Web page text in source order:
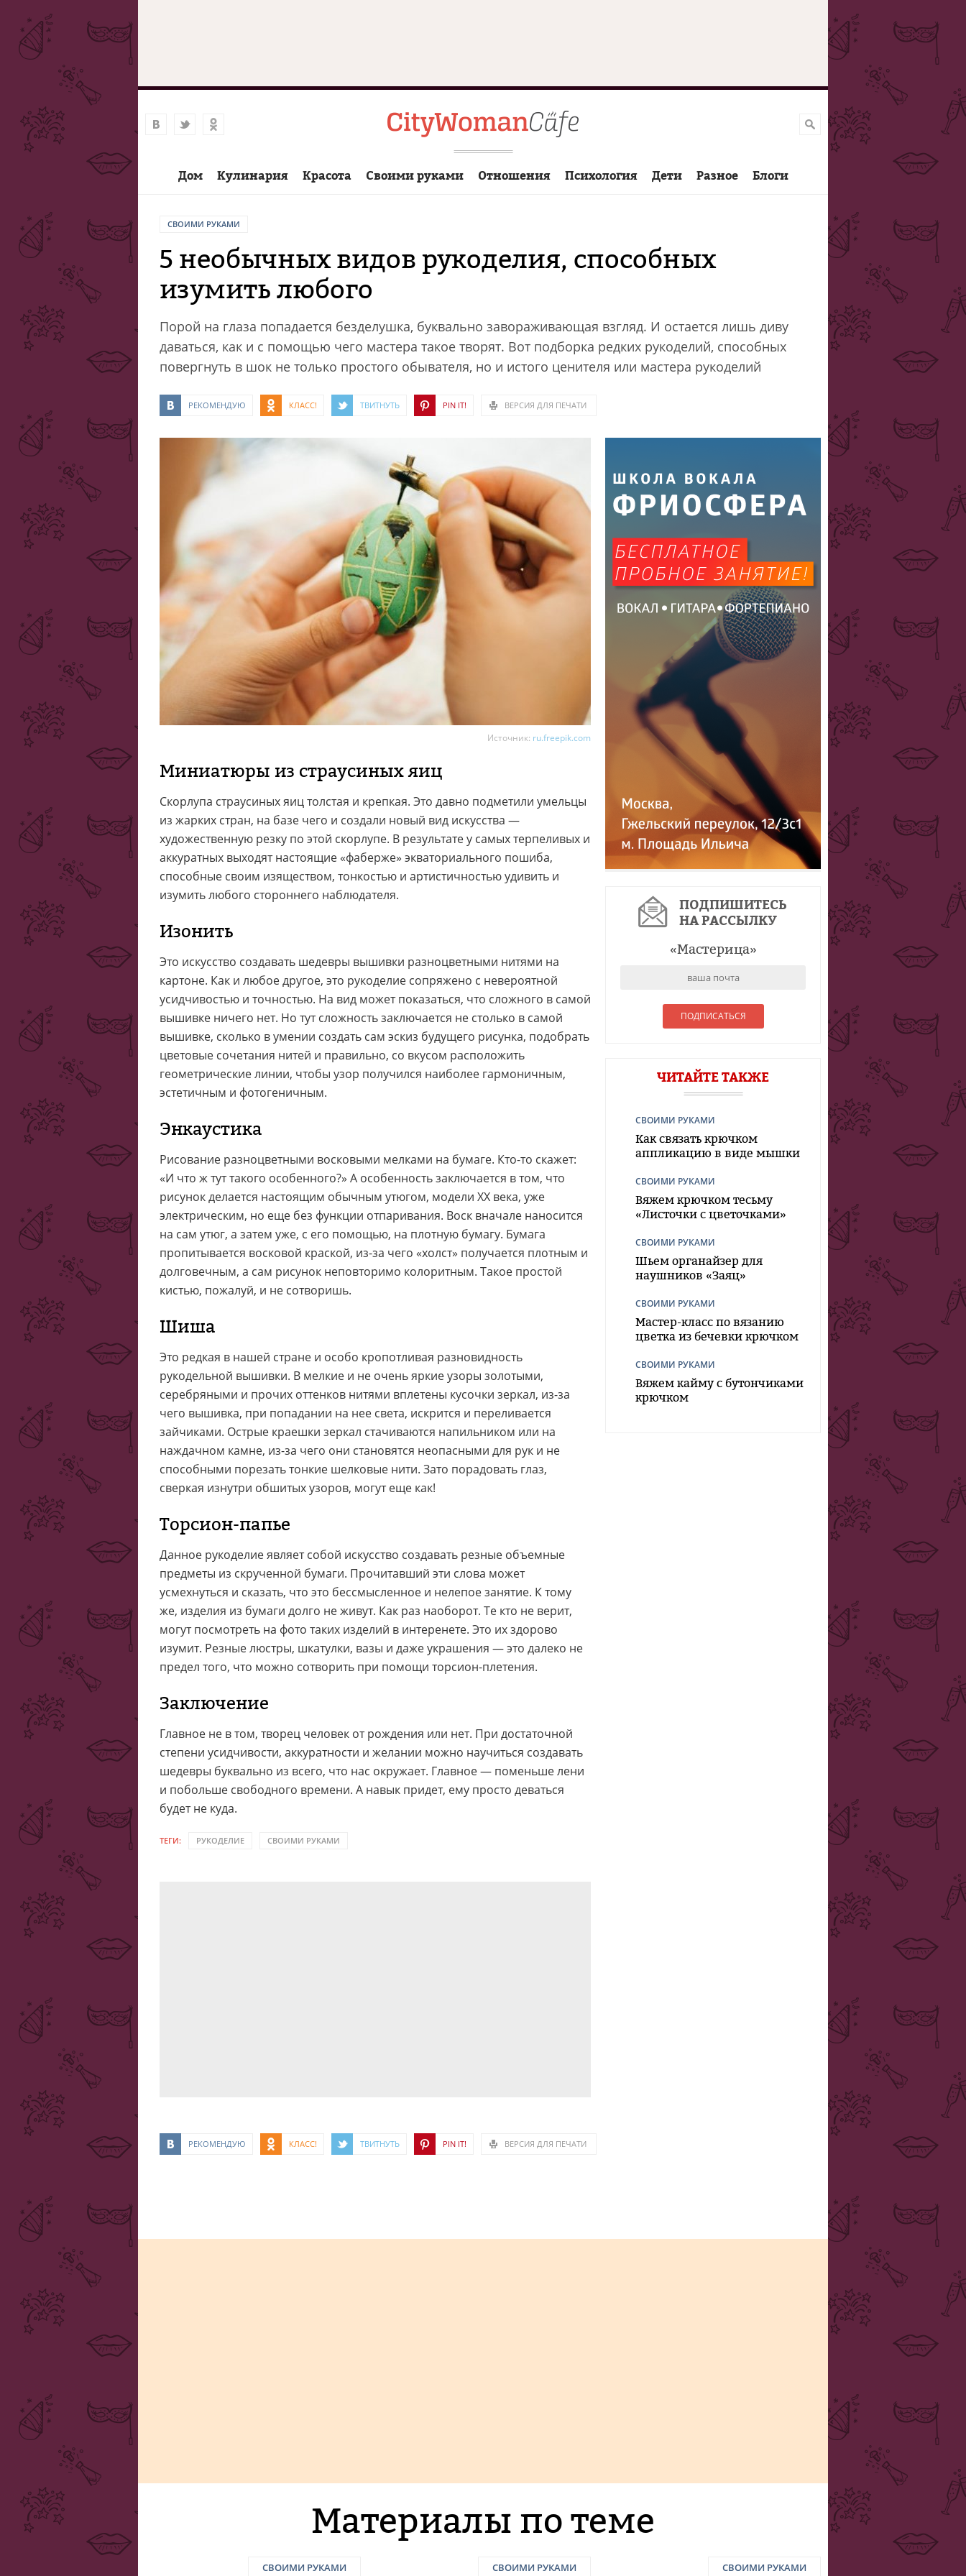
Дом Кулинария Красота Своими руками Отношения Психология Дети Разное Блоги
СВОИМИ РУКАМИ
5 необычных видов рукоделия, способных
изумить любого
Порой на глаза попадается безделушка, буквально завораживающая взгляд. И остается лишь диву
даваться, как и с помощью чего мастера такое творят. Вот подборка редких рукоделий, способных
повергнуть в шок не только простого обывателя, но и истого ценителя или мастера рукоделий
РЕКОМЕНДУЮ КЛАСС! ТВИТНУТЬ PIN IT! ВЕРСИЯ ДЛЯ ПЕЧАТИ
Источник: ru.freepik.com
Миниатюры из страусиных яиц
Скорлупа страусиных яиц толстая и крепкая. Это давно подметили умельцы
из жарких стран, на базе чего и создали новый вид искусства —
художественную резку по этой скорлупе. В результате у самых терпеливых и
аккуратных выходят настоящие «фаберже» экваториального пошиба,
способные своим изяществом, тонкостью и артистичностью удивить и
изумить любого стороннего наблюдателя.
Изонить
Это искусство создавать шедевры вышивки разноцветными нитями на
картоне. Как и любое другое, это рукоделие сопряжено с невероятной
усидчивостью и точностью. На вид может показаться, что сложного в самой
вышивке ничего нет. Но тут сложность заключается не столько в самой
вышивке, сколько в умении создать сам эскиз будущего рисунка, подобрать
цветовые сочетания нитей и правильно, со вкусом расположить
геометрические линии, чтобы узор получился наиболее гармоничным,
эстетичным и фотогеничным.
Энкаустика
Рисование разноцветными восковыми мелками на бумаге. Кто-то скажет:
«И что ж тут такого особенного?» А особенность заключается в том, что
рисунок делается настоящим обычным утюгом, модели ХХ века, уже
электрическим, но еще без функции отпаривания. Воск вначале наносится
на сам утюг, а затем уже, с его помощью, на плотную бумагу. Бумага
пропитывается восковой краской, из-за чего «холст» получается плотным и
долговечным, а сам рисунок неповторимо колоритным. Такое простой
кистью, пожалуй, и не сотворишь.
Шиша
Это редкая в нашей стране и особо кропотливая разновидность
рукодельной вышивки. В мелкие и не очень яркие узоры золотыми,
серебряными и прочих оттенков нитями вплетены кусочки зеркал, из-за
чего вышивка, при попадании на нее света, искрится и переливается
зайчиками. Острые краешки зеркал стачиваются напильником или на
наждачном камне, из-за чего они становятся неопасными для рук и не
способными порезать тонкие шелковые нити. Зато порадовать глаз,
сверкая изнутри обшитых узоров, могут еще как!
Торсион-папье
Данное рукоделие являет собой искусство создавать резные объемные
предметы из скрученной бумаги. Прочитавший эти слова может
усмехнуться и сказать, что это бессмысленное и нелепое занятие. К тому
же, изделия из бумаги долго не живут. Как раз наоборот. Те кто не верит,
могут посмотреть на фото таких изделий в интеренете. Это их здорово
изумит. Резные люстры, шкатулки, вазы и даже украшения — это далеко не
предел того, что можно сотворить при помощи торсион-плетения.
Заключение
Главное не в том, творец человек от рождения или нет. При достаточной
степени усидчивости, аккуратности и желании можно научиться создавать
шедевры буквально из всего, что нас окружает. Главное — поменьше лени
и побольше свободного времени. А навык придет, ему просто деваться
будет не куда.
ТЕГИ: РУКОДЕЛИЕ СВОИМИ РУКАМИ
ПОДПИШИТЕСЬ
НА РАССЫЛКУ
«Мастерица»
ЧИТАЙТЕ ТАКЖЕ
СВОИМИ РУКАМИ
Как связать крючком
аппликацию в виде мышки
СВОИМИ РУКАМИ
Вяжем крючком тесьму
«Листочки с цветочками»
СВОИМИ РУКАМИ
Шьем органайзер для
наушников «Заяц»
СВОИМИ РУКАМИ
Мастер-класс по вязанию
цветка из бечевки крючком
СВОИМИ РУКАМИ
Вяжем кайму с бутончиками
крючком
РЕКОМЕНДУЮ КЛАСС! ТВИТНУТЬ PIN IT! ВЕРСИЯ ДЛЯ ПЕЧАТИ
Материалы по теме
СВОИМИ РУКАМИ СВОИМИ РУКАМИ СВОИМИ РУКАМИ